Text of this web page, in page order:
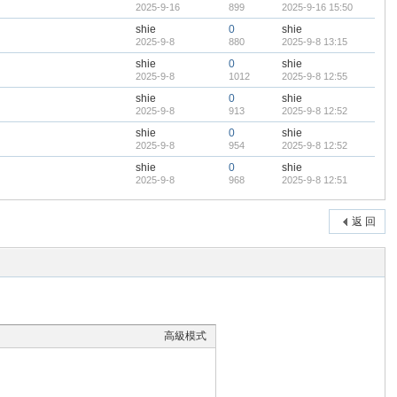
2025-9-16 899 2025-9-16 15:50
shie
2025-9-8
0
880
shie
2025-9-8 13:15
shie
2025-9-8
0
1012
shie
2025-9-8 12:55
shie
2025-9-8
0
913
shie
2025-9-8 12:52
shie
2025-9-8
0
954
shie
2025-9-8 12:52
shie
2025-9-8
0
968
shie
2025-9-8 12:51
返 回
高級模式